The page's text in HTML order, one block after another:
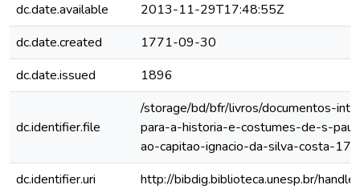
dc.date.available
2013-11-29T17:48:55Z
dc.date.created
1771-09-30
dc.date.issued
1896
dc.identifier.file
/storage/bd/bfr/livros/documentos-
para-a-historia-e-costumes-de-s-
ao-capitao-ignacio-da-silva-costa-
dc.identifier.uri
http://bibdig.biblioteca.unesp.br/